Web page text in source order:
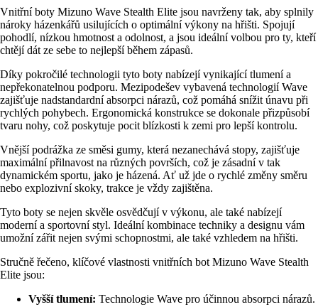
Vnitřní boty Mizuno Wave Stealth Elite jsou navrženy tak, aby splnily
nároky házenkářů usilujících o optimální výkony na hřišti. Spojují
pohodlí, nízkou hmotnost a odolnost, a jsou ideální volbou pro ty, kteří
chtějí dát ze sebe to nejlepší během zápasů.
Díky pokročilé technologii tyto boty nabízejí vynikající tlumení a
nepřekonatelnou podporu. Mezipodešev vybavená technologií Wave
zajišťuje nadstandardní absorpci nárazů, což pomáhá snížit únavu při
rychlých pohybech. Ergonomická konstrukce se dokonale přizpůsobí
tvaru nohy, což poskytuje pocit blízkosti k zemi pro lepší kontrolu.
Vnější podrážka ze směsi gumy, která nezanechává stopy, zajišťuje
maximální přilnavost na různých površích, což je zásadní v tak
dynamickém sportu, jako je házená. Ať už jde o rychlé změny směru
nebo explozivní skoky, trakce je vždy zajištěna.
Tyto boty se nejen skvěle osvědčují v výkonu, ale také nabízejí
moderní a sportovní styl. Ideální kombinace techniky a designu vám
umožní zářit nejen svými schopnostmi, ale také vzhledem na hřišti.
Stručně řečeno, klíčové vlastnosti vnitřních bot Mizuno Wave Stealth
Elite jsou:
Vyšší tlumení: Technologie Wave pro účinnou absorpci nárazů.